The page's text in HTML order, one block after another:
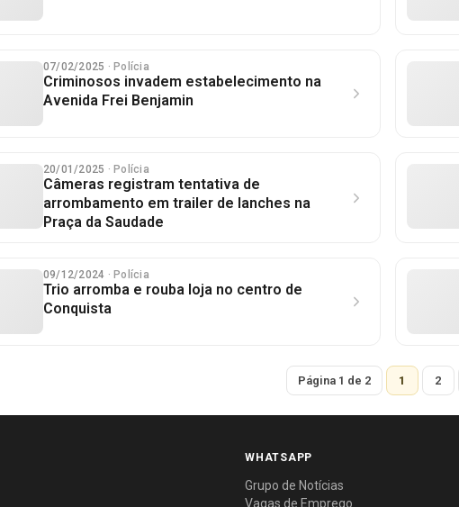
07/02/2025 · Polícia
Criminosos invadem estabelecimento na
Avenida Frei Benjamin
20/01/2025 · Polícia
Câmeras registram tentativa de
arrombamento em trailer de lanches na
Praça da Saudade
09/12/2024 · Polícia
Trio arromba e rouba loja no centro de
Conquista
Página 1 de 2 1 2
WHATSAPP
Grupo de Notícias
Vagas de Emprego